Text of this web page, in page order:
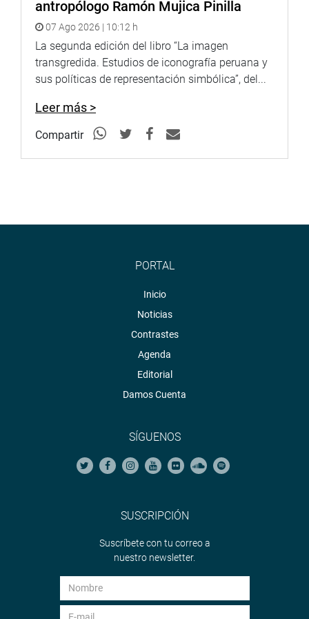
Ministerio del Ambiente y el Congreso de la República.
Lima, 12 de diciembre de 2022
CONGRESISTA, CHERYL TRIGOZO REÁTEGUI
antropólogo Ramón Mujica Pinilla
07 Ago 2026 | 10:12 h
La segunda edición del libro “La imagen
transgredida. Estudios de iconografía peruana y
sus políticas de representación simbólica”, del...
Leer más >
Compartir
PORTAL
Inicio
Noticias
Contrastes
Agenda
Editorial
Damos Cuenta
SÍGUENOS
SUSCRIPCIÓN
Suscríbete con tu correo a
nuestro newsletter.